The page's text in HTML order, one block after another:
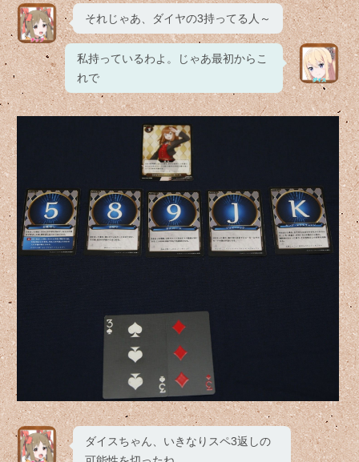
それじゃあ、ダイヤの3持ってる人～
私持っているわよ。じゃあ最初からこ
れで
ダイスちゃん、いきなりスペ3返しの